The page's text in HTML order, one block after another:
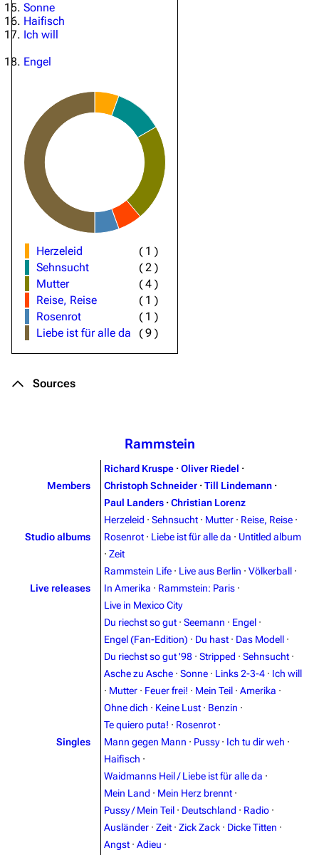
3.4K 12 290.4K
Navigation
Main page
Random page
Rammstein
Information
Discography
Videography
Song list
Sonne
Haifisch
Ich will
Engel
Herzeleid ( 1 )
Sehnsucht
(2 )
Mutter
(4 )
Reise, Reise
( 1 )
Rosenrot
( 1 )
Liebe ist für alle da
(9 )
Sources
Rammstein
Members
Richard Kruspe · Oliver Riedel ·
Christoph Schneider · Till Lindemann ·
Paul Landers · Christian Lorenz
Studio albums
Herzeleid · Sehnsucht · Mutter · Reise, Reise ·
Rosenrot · Liebe ist für alle da · Untitled album
· Zeit
Live releases
Rammstein Life · Live aus Berlin · Völkerball ·
In Amerika · Rammstein: Paris ·
Live in Mexico City
Singles
Du riechst so gut · Seemann · Engel ·
Engel (Fan-Edition) · Du hast · Das Modell ·
Du riechst so gut '98 · Stripped · Sehnsucht ·
Asche zu Asche · Sonne · Links 2-3-4 · Ich will
· Mutter · Feuer frei! · Mein Teil · Amerika ·
Ohne dich · Keine Lust · Benzin ·
Te quiero puta! · Rosenrot ·
Mann gegen Mann · Pussy · Ich tu dir weh ·
Haifisch ·
Waidmanns Heil / Liebe ist für alle da ·
Mein Land · Mein Herz brennt ·
Pussy / Mein Teil · Deutschland · Radio ·
Ausländer · Zeit · Zick Zack · Dicke Titten ·
Angst · Adieu ·